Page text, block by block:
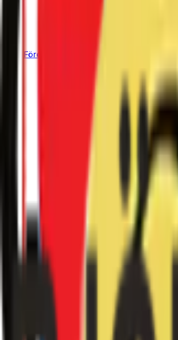
Företag & skatt